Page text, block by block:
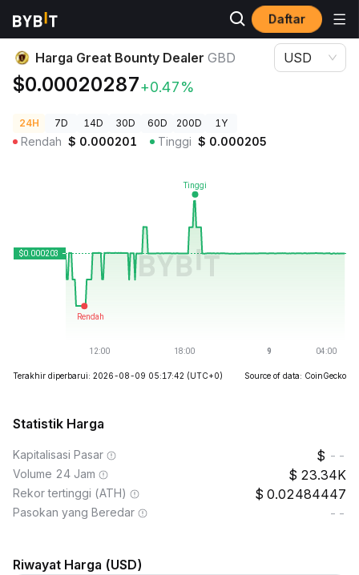
Daftar
Harga Kripto Harga Great Bounty Dealer GBD
Harga Great Bounty Dealer GBD
$0.00020287+0.47%
USD
24H 7D 14D 30D 60D 200D 1Y
Rendah $ 0.000201 Tinggi $ 0.000205
Terakhir diperbarui: 2026-08-09 05:17:42 (UTC+0) Source of data: CoinGecko
Statistik Harga
Kapitalisasi Pasar --
Volume 24 Jam 23.34K
Rekor tertinggi (ATH) 0.02484447
Pasokan yang Beredar --
Riwayat Harga (USD)